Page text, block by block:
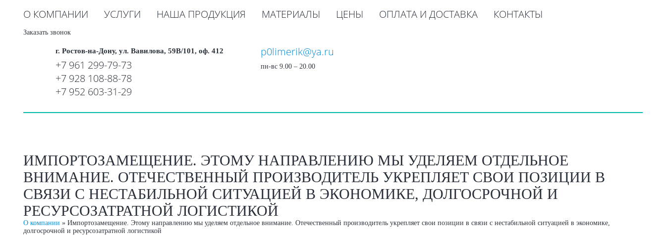
О КОМПАНИИ УСЛУГИ НАША ПРОДУКЦИЯ МАТЕРИАЛЫ ЦЕНЫ ОПЛАТА И ДОСТАВКА КОНТАКТЫ
Заказать звонок
г. Ростов-на-Дону, ул. Вавилова, 59В/101, оф. 412
+7 961 299-79-73
+7 928 108-88-78
+7 952 603-31-29
p0limerik@ya.ru
пн-вс 9.00 – 20.00
ИМПОРТОЗАМЕЩЕНИЕ. ЭТОМУ НАПРАВЛЕНИЮ МЫ УДЕЛЯЕМ ОТДЕЛЬНОЕ
ВНИМАНИЕ. ОТЕЧЕСТВЕННЫЙ ПРОИЗВОДИТЕЛЬ УКРЕПЛЯЕТ СВОИ ПОЗИЦИИ В
СВЯЗИ С НЕСТАБИЛЬНОЙ СИТУАЦИЕЙ В ЭКОНОМИКЕ, ДОЛГОСРОЧНОЙ И
РЕСУРСОЗАТРАТНОЙ ЛОГИСТИКОЙ
О компании »Импортозамещение. Этому направлению мы уделяем отдельное внимание. Отечественный производитель укрепляет свои позиции в связи с нестабильной ситуацией в экономике,
долгосрочной и ресурсозатратной логистикой